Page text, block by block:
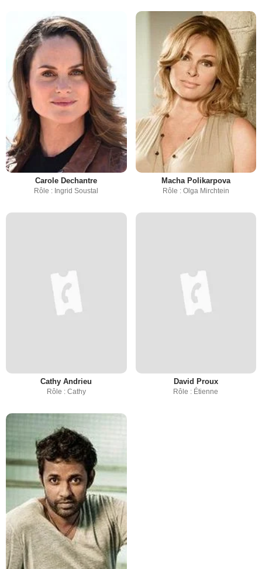
Carole Dechantre
Rôle : Ingrid Soustal
Macha Polikarpova
Rôle : Olga Mirchtein
Cathy Andrieu
Rôle : Cathy
David Proux
Rôle : Étienne